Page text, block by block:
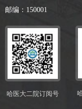
邮编：150001
哈医大二院订阅号